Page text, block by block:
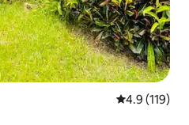
คะแนนเฉลี่ย
4.9 (119)